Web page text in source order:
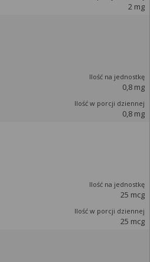
2 mg
0,8 mg
0,8 mg
25 mcg
25 mcg